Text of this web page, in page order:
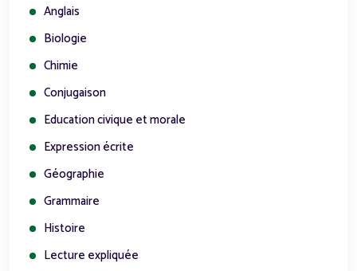
Anglais
Biologie
Chimie
Conjugaison
Education civique et morale
Expression écrite
Géographie
Grammaire
Histoire
Lecture expliquée